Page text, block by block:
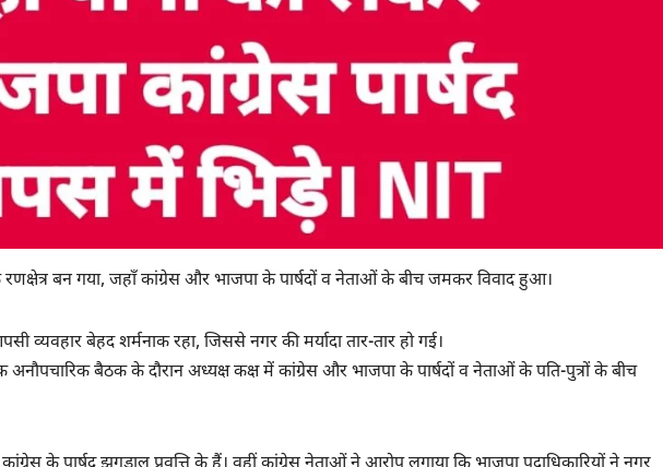
रणक्षेत्र बन गया, जहाँ कांग्रेस और भाजपा के पार्षदों व नेताओं के बीच जमकर विवाद हुआ।
व्यवहार बेहद शर्मनाक रहा, जिससे नगर की मर्यादा तार-तार हो गई।
अनौपचारिक बैठक के दौरान अध्यक्ष कक्ष में कांग्रेस और भाजपा के पार्षदों व नेताओं के पति-पुत्रों के बीच